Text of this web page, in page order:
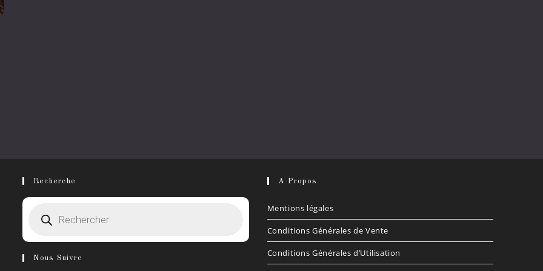
Recherche
produits
Nous Suivre
A Propos
Mentions légales
Conditions Générales de Vente
Conditions Générales d’Utilisation